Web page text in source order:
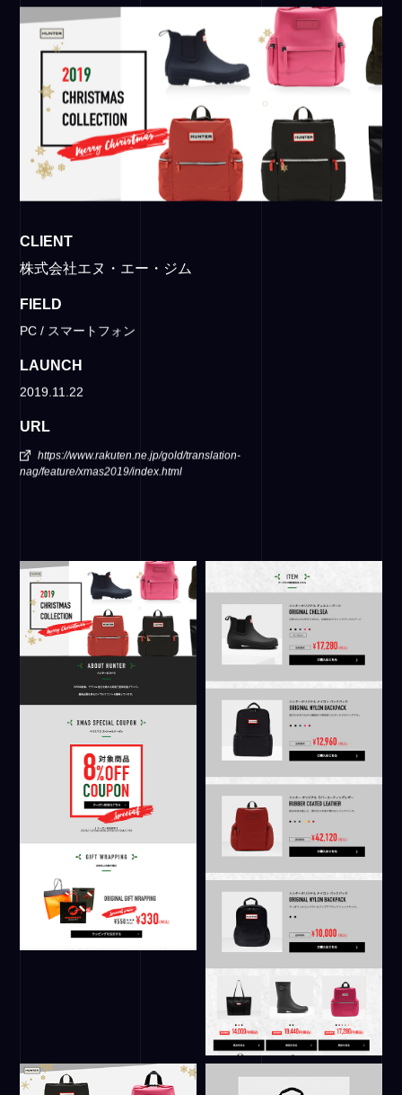
CLIENT
株式会社エヌ・エー・ジム
FIELD
PC / スマートフォン
LAUNCH
2019.11.22
URL
https://www.rakuten.ne.jp/gold/translation-
nag/feature/xmas2019/index.html